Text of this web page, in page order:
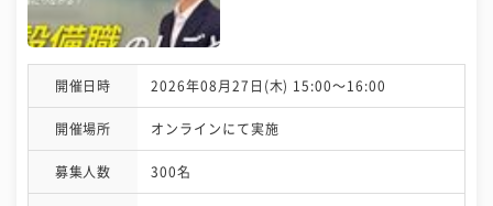
開催日時 2026年08月27日(木) 15:00〜16:00
開催場所 オンラインにて実施
募集人数 300名